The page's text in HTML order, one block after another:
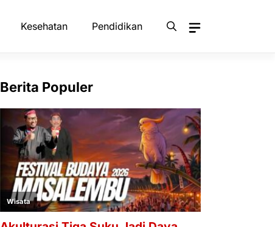
Kesehatan Pendidikan
Berita Populer